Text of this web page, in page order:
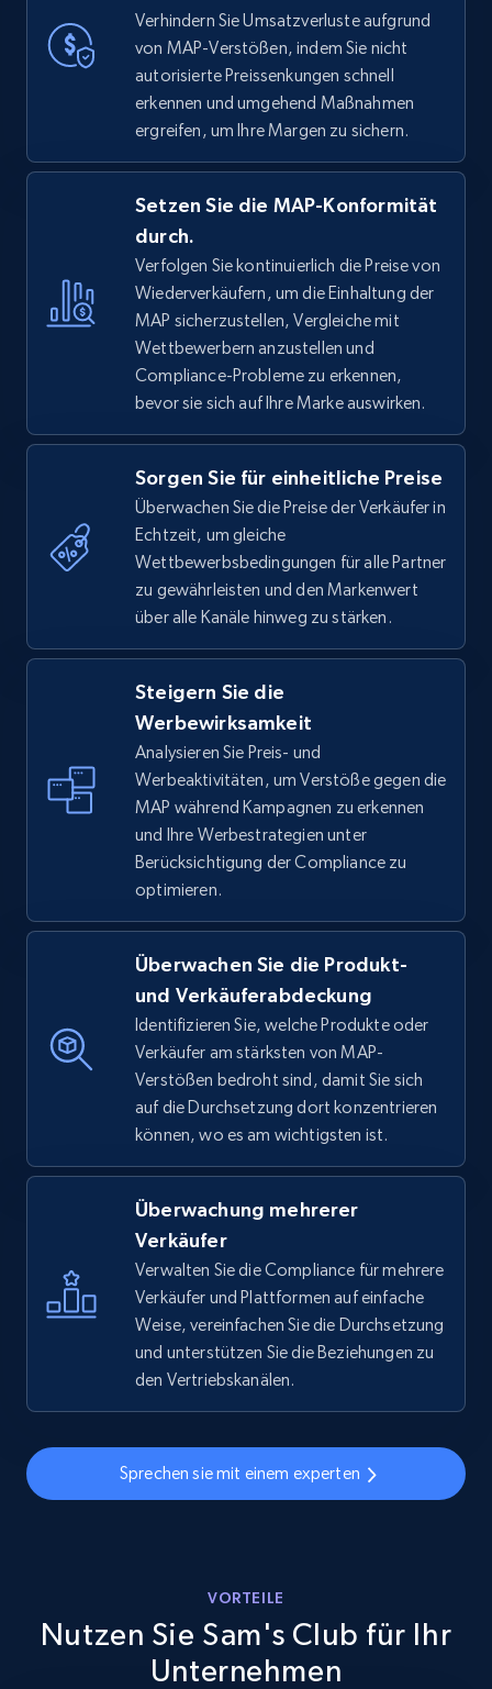
Verhindern Sie Umsatzverluste aufgrund
von MAP-Verstößen, indem Sie nicht
autorisierte Preissenkungen schnell
erkennen und umgehend Maßnahmen
ergreifen, um Ihre Margen zu sichern.
Setzen Sie die MAP-Konformität
durch.
Verfolgen Sie kontinuierlich die Preise von
Wiederverkäufern, um die Einhaltung der
MAP sicherzustellen, Vergleiche mit
Wettbewerbern anzustellen und
Compliance-Probleme zu erkennen,
bevor sie sich auf Ihre Marke auswirken.
Sorgen Sie für einheitliche Preise
Überwachen Sie die Preise der Verkäufer in
Echtzeit, um gleiche
Wettbewerbsbedingungen für alle Partner
zu gewährleisten und den Markenwert
über alle Kanäle hinweg zu stärken.
Steigern Sie die
Werbewirksamkeit
Analysieren Sie Preis- und
Werbeaktivitäten, um Verstöße gegen die
MAP während Kampagnen zu erkennen
und Ihre Werbestrategien unter
Berücksichtigung der Compliance zu
optimieren.
Überwachen Sie die Produkt-
und Verkäuferabdeckung
Identifizieren Sie, welche Produkte oder
Verkäufer am stärksten von MAP-
Verstößen bedroht sind, damit Sie sich
auf die Durchsetzung dort konzentrieren
können, wo es am wichtigsten ist.
Überwachung mehrerer
Verkäufer
Verwalten Sie die Compliance für mehrere
Verkäufer und Plattformen auf einfache
Weise, vereinfachen Sie die Durchsetzung
und unterstützen Sie die Beziehungen zu
den Vertriebskanälen.
Sprechen sie mit einem experten
VORTEILE
Nutzen Sie Sam's Club für Ihr
Unternehmen